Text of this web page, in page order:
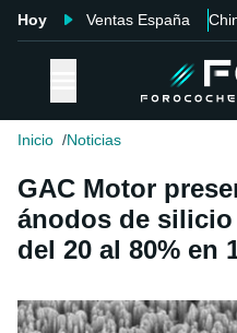
Hoy Ventas España
Inicio Noticias
GAC Motor
ánodos de silicio
del 20 al 80% en